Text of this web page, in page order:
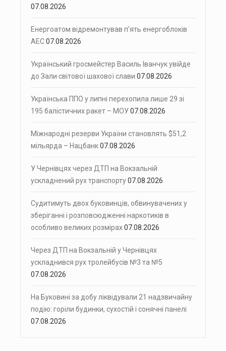
07.08.2026
Енергоатом відремонтував п’ять енергоблоків
АЕС07.08.2026
Український гросмейстер Василь Іванчук увійде
до Зали світової шахової слави 07.08.2026
Українська ППО у липні перехопила лише 29 зі
195 балістичних ракет – МОУ07.08.2026
Міжнародні резерви України становлять $51,2
мільярда – Нацбанк07.08.2026
У Чернівцях через ДТП на Вокзальній
ускладнений рух транспорту07.08.2026
Судитимуть двох буковинців, обвинувачених у
зберіганні і розповсюдженні наркотиків в
особливо великих розмірах07.08.2026
Через ДТП на Вокзальній у Чернівцях
ускладнився рух тролейбусів №3 та №5
07.08.2026
На Буковині за добу ліквідували 21 надзвичайну
подію: горіли будинки, сухостій і сонячні панелі
07.08.2026